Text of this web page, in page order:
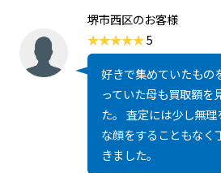
堺市西区のお客様
5
好きで集めていたもの
っていた母も買取額を
た。 査定には少し無
な顔をすることもなく
きました。